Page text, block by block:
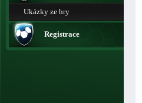
Ukázky ze hry
Registrace